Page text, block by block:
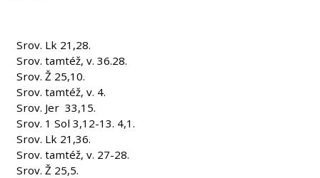
Srov. Lk 21,28.
Srov. tamtéž, v. 36.28.
Srov. Ž 25,10.
Srov. tamtéž, v. 4.
Srov. Jer 33,15.
Srov. 1 Sol 3,12-13. 4,1.
Srov. Lk 21,36.
Srov. tamtéž, v. 27-28.
Srov. Ž 25,5.